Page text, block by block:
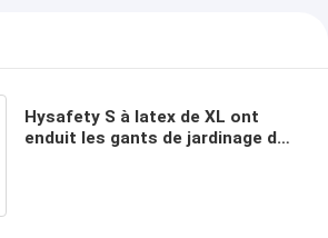
Hysafety S à latex de XL ont
enduit les gants de jardinage de